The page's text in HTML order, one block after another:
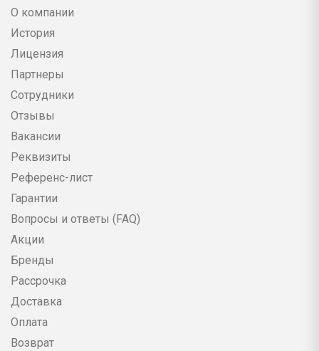
О компании
История
Лицензия
Партнеры
Сотрудники
Отзывы
Вакансии
Реквизиты
Референс-лист
Гарантии
Вопросы и ответы (FAQ)
Акции
Бренды
Рассрочка
Доставка
Оплата
Возврат